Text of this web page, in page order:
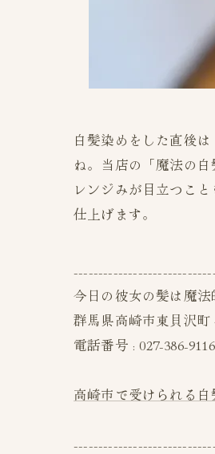
白髪染めをした直後
ね。当店の「魔法の
レンジみが目立つこ
仕上げます。
今日の彼女の髪は魔法
群馬県高崎市東貝沢町
電話番号 : 027-386-9116
高崎市で受けられる白